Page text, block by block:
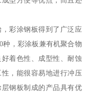
彩涂钢板得到了广泛应
种，彩涂板兼有机聚合物
着色性、成型性、耐蚀
，能很容易地进行冲压
钢板制成的产品具有优